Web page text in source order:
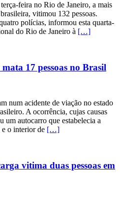
feira no Rio de Janeiro, a mais
vitimou 132 pessoas.
polícias, informou esta quarta-
do Rio de Janeiro à […]
17 pessoas no Brasil
num acidente de viação no estado
A ocorrência, cujas causas
um autocarro que estabelecia a
e o interior de […]
vitima duas pessoas em